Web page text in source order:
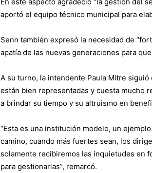
aportó el equipo técnico municipal para
Senn también expresó la necesidad de
apatía de las nuevas generaciones para
A su turno, la intendente Paula Mitre
están bien representadas y cuesta mucho
a brindar su tiempo y su altruismo en
“Esta es una institución modelo, un
camino, cuando más fuertes sean, los
solamente recibiremos las inquietudes en
para gestionarlas”, remarcó.